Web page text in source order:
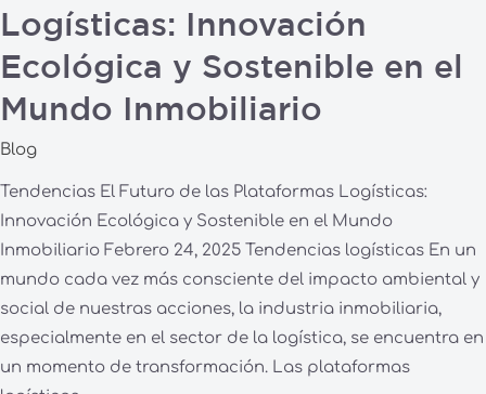
Logísticas: Innovación
Ecológica y Sostenible en el
Mundo Inmobiliario
Blog
Tendencias El Futuro de las Plataformas Logísticas:
Innovación Ecológica y Sostenible en el Mundo
Inmobiliario Febrero 24, 2025 Tendencias logísticas En un
mundo cada vez más consciente del impacto ambiental y
social de nuestras acciones, la industria inmobiliaria,
especialmente en el sector de la logística, se encuentra en
un momento de transformación. Las plataformas
Mundo
Inmobiliario